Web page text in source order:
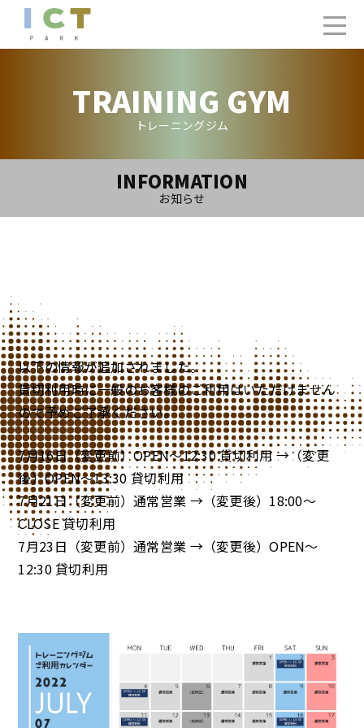
TRAINING GYM
トレーニングジム
INFORMATION
お知らせ
【更新】トレーニングジム7月ご利用カレンダー
以下の情報が追加されました。
貸切利用時に一般のお客様のご利用はいただけません
ので予めご了承ください。
7月16日（変更前）OPEN～12:30 貸切利用 →（変更
後）OPEN～13:30 貸切利用
7月21日（変更前）通常営業 →（変更後）18:00～
CLOSE 貸切利用
7月23日（変更前）通常営業 →（変更後）OPEN～
12:30 貸切利用